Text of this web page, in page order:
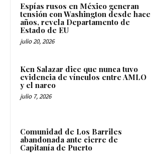
Espías rusos en México generan
tensión con Washington desde hace
años, revela Departamento de
Estado de EU
julio 20, 2026
Ken Salazar dice que nunca tuvo
evidencia de vínculos entre AMLO
y el narco
julio 7, 2026
Comunidad de Los Barriles
abandonada ante cierre de
Capitanía de Puerto